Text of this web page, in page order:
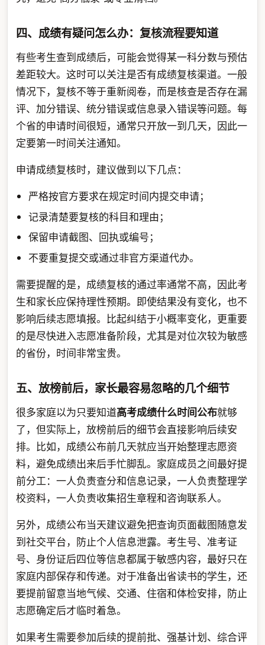
四、成绩有疑问怎么办：复核流程要知道
有些考生查到成绩后，可能会觉得某一科分数与预估
差距较大。这时可以关注是否有成绩复核渠道。一般
情况下，复核不等于重新阅卷，而是核查是否存在漏
评、加分错误、统分错误或信息录入错误等问题。每
个省的申请时间很短，通常只开放一到几天，因此一
定要第一时间关注通知。
申请成绩复核时，建议做到以下几点：
严格按官方要求在规定时间内提交申请；
记录清楚要复核的科目和理由；
保留申请截图、回执或编号；
不要重复提交或通过非官方渠道代办。
需要提醒的是，成绩复核的通过率通常不高，因此考
生和家长应保持理性预期。即使结果没有变化，也不
影响后续志愿填报。比起纠结于小概率变化，更重要
的是尽快进入志愿准备阶段，尤其是对位次较为敏感
的省份，时间非常宝贵。
五、放榜前后，家长最容易忽略的几个细节
很多家庭以为只要知道高考成绩什么时间公布就够
了，但实际上，放榜前后的细节会直接影响后续安
排。比如，成绩公布前几天就应当开始整理志愿资
料，避免成绩出来后手忙脚乱。家庭成员之间最好提
前分工：一人负责查分和信息记录，一人负责整理学
校资料，一人负责收集招生章程和咨询联系人。
另外，成绩公布当天建议避免把查询页面截图随意发
到社交平台，防止个人信息泄露。考生号、准考证
号、身份证后四位等信息都属于敏感内容，最好只在
家庭内部保存和传递。对于准备出省读书的学生，还
要提前留意当地气候、交通、住宿和体检安排，防止
志愿确定后才临时着急。
如果考生需要参加后续的提前批、强基计划、综合评